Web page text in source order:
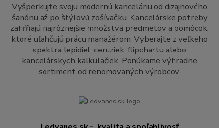
Vyšperkujte svoju modernú kanceláriu od dizajnového
šanónu až po štýlovú zošívačku. Kancelárske potreby
zahŕňajú najrôznejšie množstvá predmetov a pomôcok,
ktoré uľahčujú prácu manažérom. Vyberajte z veľkého
spektra lepidiel, ceruziek, flipchartu alebo
kancelárskych kalkulačiek. Ponúkame výhradne
sortiment od renomovaných výrobcov.